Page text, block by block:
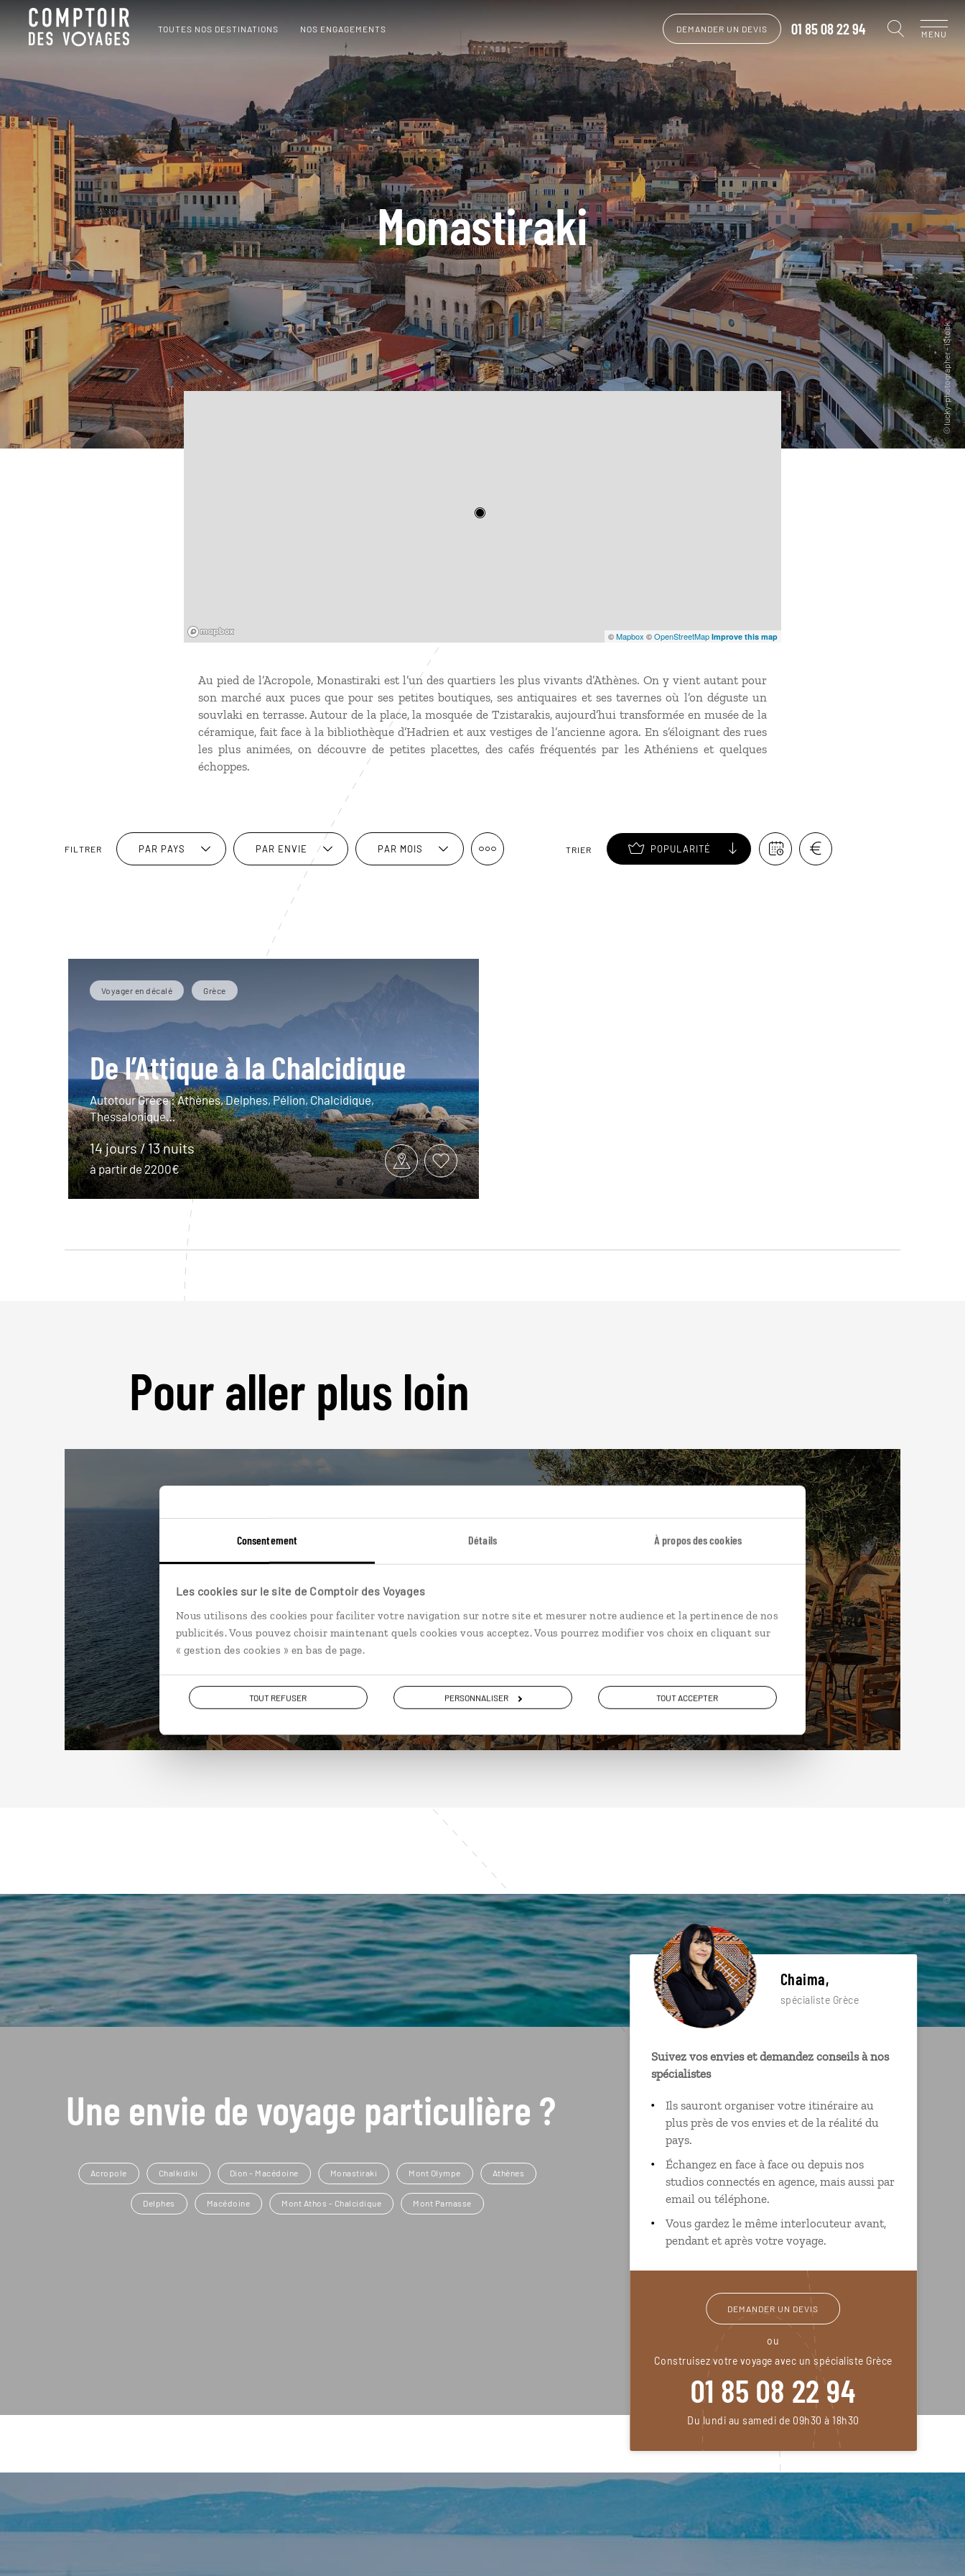
Consentement Détails À propos des cookies
Les cookies sur le site de Comptoir des Voyages
Nous utilisons des cookies pour faciliter votre navigation sur notre site et mesurer notre audience et la pertinence de nos
publicités. Vous pouvez choisir maintenant quels cookies vous acceptez. Vous pourrez modifier vos choix en cliquant sur
« gestion des cookies » en bas de page.
TOUT REFUSER PERSONNALISER TOUT ACCEPTER
TOUTES NOS DESTINATIONS NOS ENGAGEMENTS DEMANDER UN DEVIS 01 85 08 22 94 MENU
Monastiraki
©Mapbox ©OpenStreetMap Improve this map
Au pied de l’Acropole, Monastiraki est l’un des quartiers les plus vivants d’Athènes. On y vient autant pour
son marché aux puces que pour ses petites boutiques, ses antiquaires et ses tavernes où l’on déguste un
souvlaki en terrasse. Autour de la place, la mosquée de Tzistarakis, aujourd’hui transformée en musée de la
céramique, fait face à la bibliothèque d’Hadrien et aux vestiges de l’ancienne agora. En s’éloignant des rues
les plus animées, on découvre de petites placettes, des cafés fréquentés par les Athéniens et quelques
échoppes.
FILTRER PAR PAYS PAR ENVIE PAR MOIS TRIER POPULARITÉ
Voyager en décalé Grèce
De l’Attique à la Chalcidique
Autotour Grèce : Athènes, Delphes, Pélion, Chalcidique,
Thessalonique…
14 jours / 13 nuits
à partir de 2200€
Pour aller plus loin
Nos 23 idées de voyage
Grèce
Une envie de voyage particulière ?
Acropole Chalkidiki Dion - Macédoine Monastiraki Mont Olympe Athènes
Delphes Macédoine Mont Athos - Chalcidique Mont Parnasse
Chaima,
spécialiste Grèce
Suivez vos envies et demandez conseils à nos
spécialistes
Ils sauront organiser votre itinéraire au
plus près de vos envies et de la réalité du
pays.
Échangez en face à face ou depuis nos
studios connectés en agence, mais aussi par
email ou téléphone.
Vous gardez le même interlocuteur avant,
pendant et après votre voyage.
DEMANDER UN DEVIS
ou
Construisez votre voyage avec un spécialiste Grèce
01 85 08 22 94
Du lundi au samedi de 09h30 à 18h30